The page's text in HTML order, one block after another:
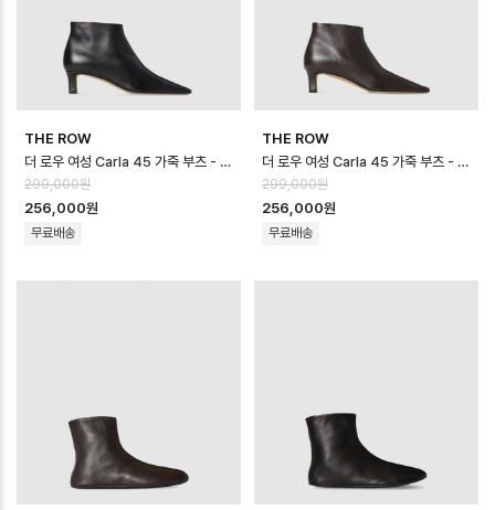
THE ROW
더 로우 여성 Carla 45 가죽 부츠 - The Row Womens Carla 45 L…
299,000원
256,000원
무료배송
THE ROW
더 로우 여성 Carla 45 가죽 부츠 - The Row Womens Carla 45 L…
299,000원
256,000원
무료배송